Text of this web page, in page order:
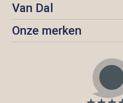
Van Dal
Onze merken